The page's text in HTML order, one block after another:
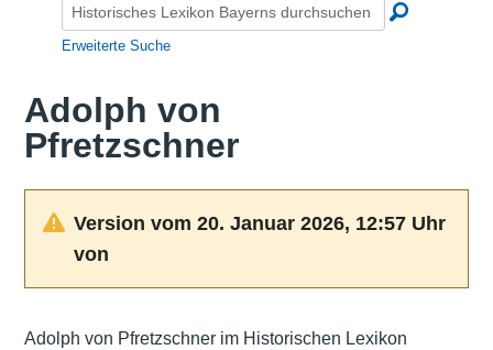
Erweiterte Suche
Adolph von
Pfretzschner
Version vom 20. Januar 2026, 12:57 Uhr
von
Adolph von Pfretzschner im Historischen Lexikon